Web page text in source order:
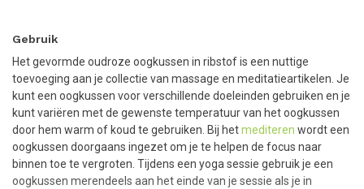
Gebruik
Het gevormde oudroze oogkussen in ribstof is een nuttige
toevoeging aan je collectie van massage en meditatieartikelen. Je
kunt een oogkussen voor verschillende doeleinden gebruiken en je
kunt variëren met de gewenste temperatuur van het oogkussen
door hem warm of koud te gebruiken. Bij hetmediteren wordt een
oogkussen doorgaans ingezet om je te helpen de focus naar
binnen toe te vergroten. Tijdens een yoga sessie gebruik je een
oogkussen merendeels aan het einde van je sessie als je in